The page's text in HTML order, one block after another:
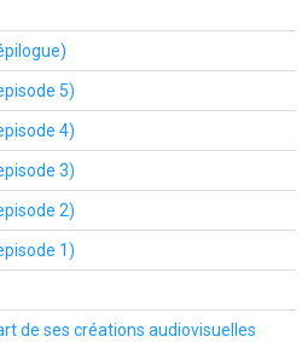
5)
4)
3)
2)
1)
de ses créations audiovisuelles